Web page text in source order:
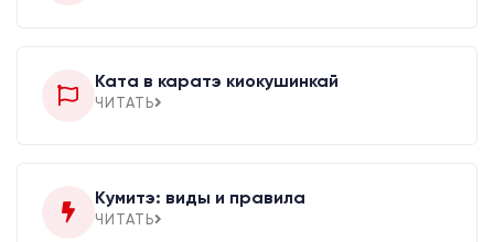
Ката в каратэ киокушинкай
ЧИТАТЬ
Кумитэ: виды и правила
ЧИТАТЬ